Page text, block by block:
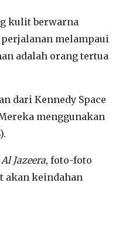
kulit berwarna
melampaui
adalah orang tertua
dari Kennedy Space
menggunakan
Al Jazeera, foto-foto
akan keindahan